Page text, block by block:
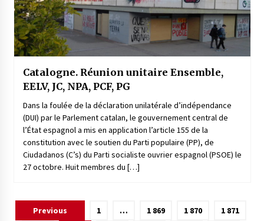
Catalogne. Réunion unitaire Ensemble,
EELV, JC, NPA, PCF, PG
Dans la foulée de la déclaration unilatérale d’indépendance
(DUI) par le Parlement catalan, le gouvernement central de
l’État espagnol a mis en application l’article 155 de la
constitution avec le soutien du Parti populaire (PP), de
Ciudadanos (C’s) du Parti socialiste ouvrier espagnol (PSOE) le
27 octobre. Huit membres du […]
Pagination
Previous 1 … 1 869 1 870 1 871